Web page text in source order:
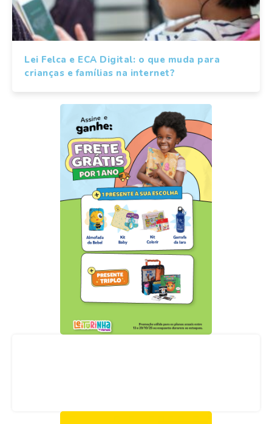
Lei Felca e ECA Digital: o que muda para
crianças e famílias na internet?